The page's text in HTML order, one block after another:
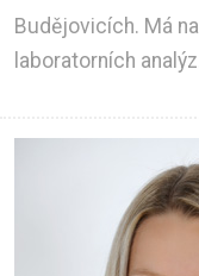
Budějovicích. Má
laboratorních